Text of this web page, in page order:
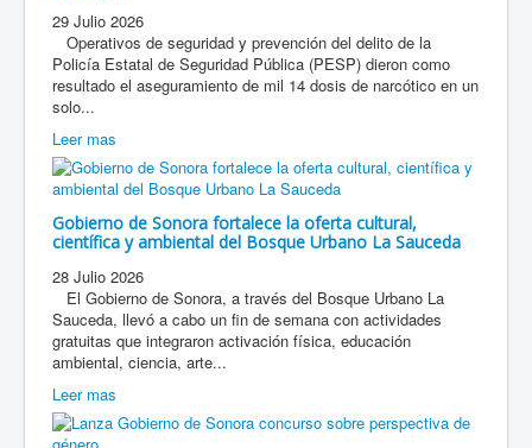
29 Julio 2026
Operativos de seguridad y prevención del delito de la
Policía Estatal de Seguridad Pública (PESP) dieron como
resultado el aseguramiento de mil 14 dosis de narcótico en un
solo...
Leer mas
Gobierno de Sonora fortalece la oferta cultural,
científica y ambiental del Bosque Urbano La Sauceda
28 Julio 2026
El Gobierno de Sonora, a través del Bosque Urbano La
Sauceda, llevó a cabo un fin de semana con actividades
gratuitas que integraron activación física, educación
ambiental, ciencia, arte...
Leer mas